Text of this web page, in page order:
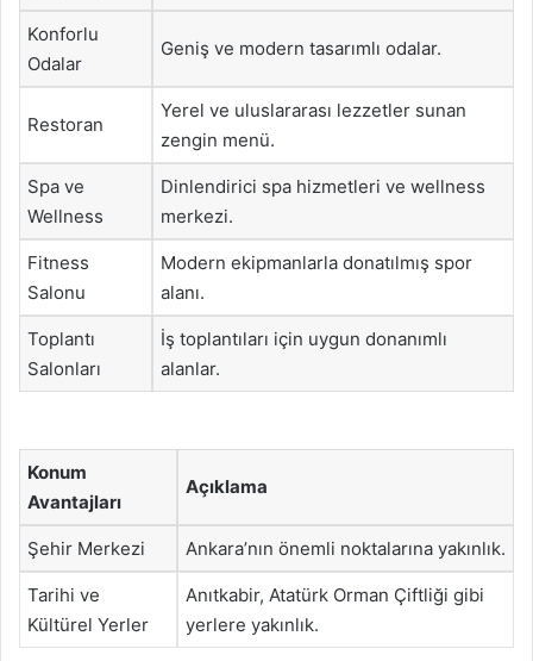
Konforlu
Odalar
Geniş ve modern tasarımlı odalar.
Restoran
Yerel ve uluslararası lezzetler sunan
zengin menü.
Spa ve
Wellness
Dinlendirici spa hizmetleri ve wellness
merkezi.
Fitness
Salonu
Modern ekipmanlarla donatılmış spor
alanı.
Toplantı
Salonları
İş toplantıları için uygun donanımlı
alanlar.
Konum
Avantajları
Açıklama
Şehir Merkezi Ankara’nın önemli noktalarına yakınlık.
Tarihi ve
Kültürel Yerler
Anıtkabir, Atatürk Orman Çiftliği gibi
yerlere yakınlık.